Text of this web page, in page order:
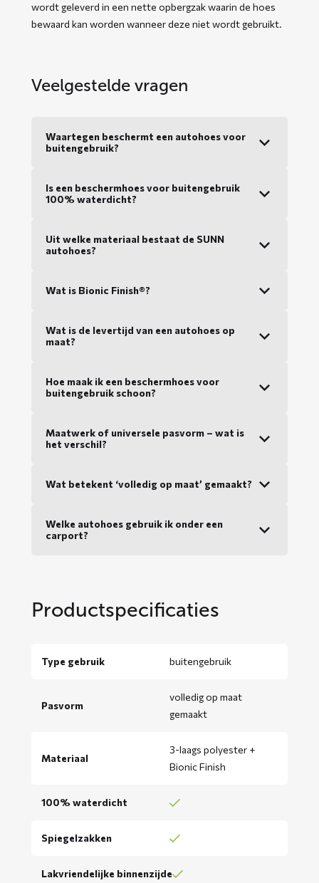
wordt geleverd in een nette opbergzak waarin de hoes
bewaard kan worden wanneer deze niet wordt gebruikt.
Veelgestelde vragen
Waartegen beschermt een autohoes voor
buitengebruik?
Is een beschermhoes voor buitengebruik
100% waterdicht?
Uit welke materiaal bestaat de SUNN
autohoes?
Wat is Bionic Finish®?
Wat is de levertijd van een autohoes op
maat?
Hoe maak ik een beschermhoes voor
buitengebruik schoon?
Maatwerk of universele pasvorm – wat is
het verschil?
Wat betekent ‘volledig op maat’ gemaakt?
Welke autohoes gebruik ik onder een
carport?
Productspecificaties
Type gebruik buitengebruik
Pasvorm
volledig op maat
gemaakt
Materiaal
3-laags polyester +
Bionic Finish
100% waterdicht
Spiegelzakken
Lakvriendelijke binnenzijde